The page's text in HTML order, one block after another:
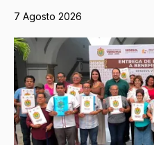
7 Agosto 2026